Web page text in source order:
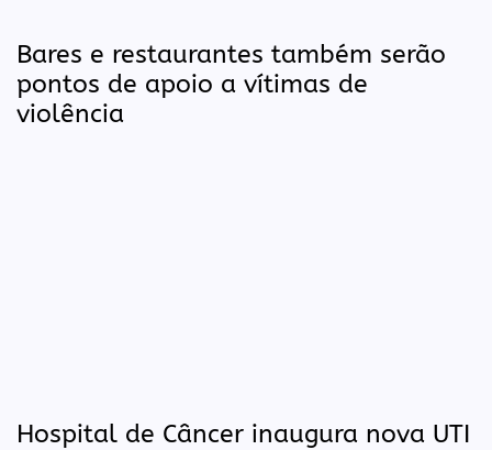
Bares e restaurantes também serão
pontos de apoio a vítimas de
violência
Hospital de Câncer inaugura nova UTI